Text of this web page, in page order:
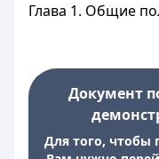
Глава 1. Общие
Документ
Для того, чтобы